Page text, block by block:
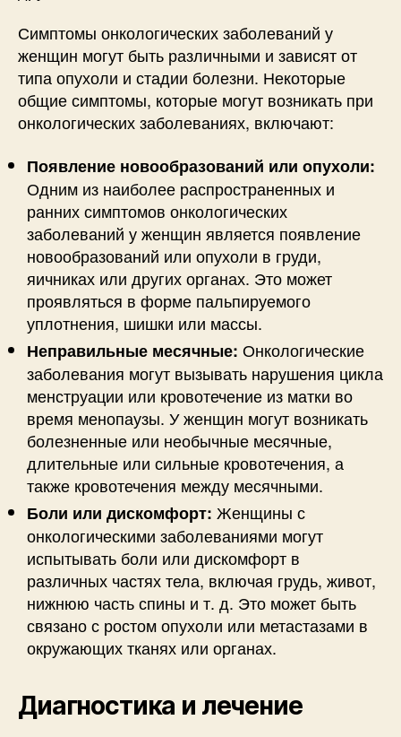
Симптомы онкологических заболеваний у
женщин могут быть различными и зависят от
типа опухоли и стадии болезни. Некоторые
общие симптомы, которые могут возникать при
онкологических заболеваниях, включают:
Появление новообразований или опухоли:
Одним из наиболее распространенных и
ранних симптомов онкологических
заболеваний у женщин является появление
новообразований или опухоли в груди,
яичниках или других органах. Это может
проявляться в форме пальпируемого
уплотнения, шишки или массы.
Неправильные месячные: Онкологические
заболевания могут вызывать нарушения цикла
менструации или кровотечение из матки во
время менопаузы. У женщин могут возникать
болезненные или необычные месячные,
длительные или сильные кровотечения, а
также кровотечения между месячными.
Боли или дискомфорт: Женщины с
онкологическими заболеваниями могут
испытывать боли или дискомфорт в
различных частях тела, включая грудь, живот,
нижнюю часть спины и т. д. Это может быть
связано с ростом опухоли или метастазами в
окружающих тканях или органах.
Диагностика и лечение